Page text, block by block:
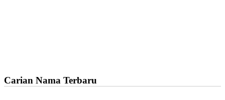
Carian Nama Terbaru